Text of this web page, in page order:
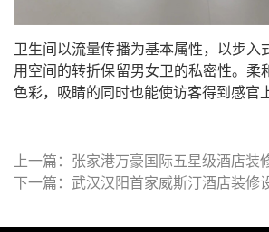
卫生间以流量传播为基本属性，以步入
用空间的转折保留男女卫的私密性。柔
色彩，吸睛的同时也能使访客得到感官
上一篇：张家港万豪国际五星级酒店装
下一篇：武汉汉阳首家威斯汀酒店装修